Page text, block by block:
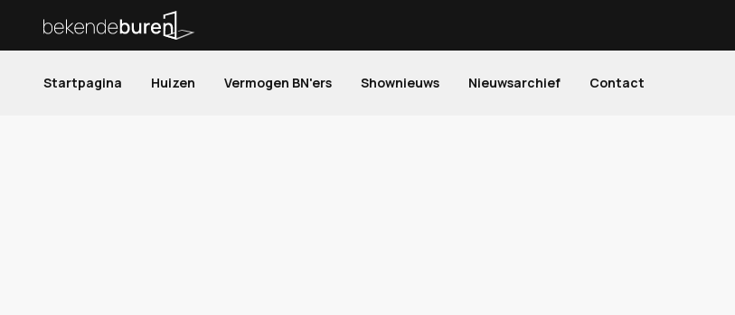
Startpagina Huizen Vermogen BN'ers Shownieuws Nieuwsarchief Contact